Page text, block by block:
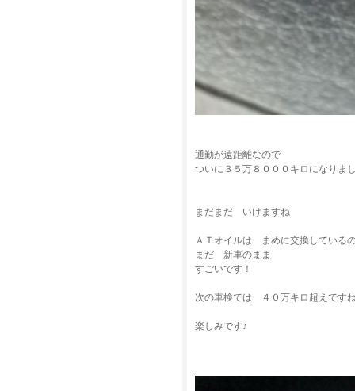
通勤が遠距離なので
ついに３５万８０００キロになりま
まだまだ いけますね
ＡＴオイルは まめに交換している
まだ 新車のまま
すごいです！
次の車検では ４０万キロ超えです
楽しみです♪